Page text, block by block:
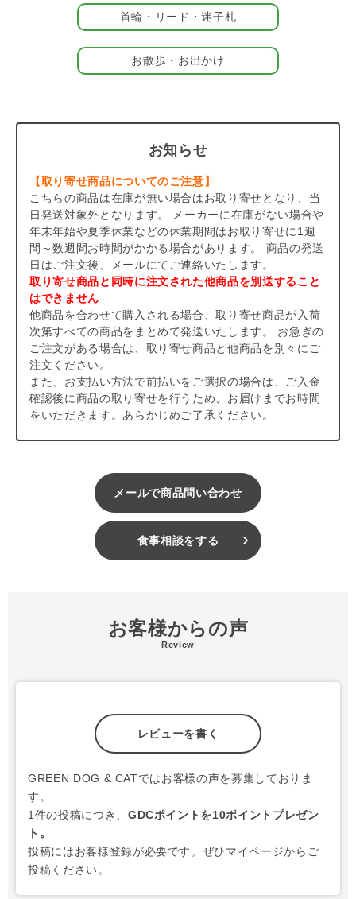
一緒に歩く、一緒に過ごす…。このあたりまえの風景がこれから
も続いてほしいから、使用する糸は一般的な商品に使用されてい
る縫製用のミシン糸より強くて丈夫なテトロン糸を使用し、すべ
ての犬具は安全性確認のため第三者機関「一般財団法人カケンテ
ストセンター」で強度テストを実施して、より厳格な基準で適応
首輪・リード・迷子札
お散歩・お出かけ
お知らせ
【取り寄せ商品についてのご注意】
こちらの商品は在庫が無い場合はお取り寄せとなり、当
日発送対象外となります。 メーカーに在庫がない場合や
年末年始や夏季休業などの休業期間はお取り寄せに1週
間～数週間お時間がかかる場合があります。 商品の発送
日はご注文後、メールにてご連絡いたします。
取り寄せ商品と同時に注文された他商品を別送すること
はできません
他商品を合わせて購入される場合、取り寄せ商品が入荷
次第すべての商品をまとめて発送いたします。 お急ぎの
ご注文がある場合は、取り寄せ商品と他商品を別々にご
注文ください。
また、お支払い方法で前払いをご選択の場合は、ご入金
確認後に商品の取り寄せを行うため、お届けまでお時間
をいただきます。あらかじめご了承ください。
メールで商品問い合わせ
食事相談をする
お客様からの声
Review
レビューを書く
GREEN DOG & CATではお客様の声を募集しておりま
す。
1件の投稿につき、 GDCポイントを10ポイントプレゼン
ト。
投稿にはお客様登録が必要です。ぜひマイページからご
投稿ください。